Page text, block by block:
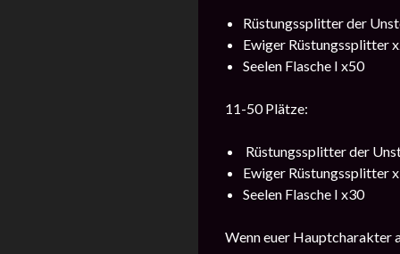
Rüstungssplitter der
Ewiger Rüstungssplitter
Seelen Flasche I x50
11-50 Plätze:
Rüstungssplitter der
Ewiger Rüstungssplitter
Seelen Flasche I x30
Wenn euer Hauptcharakter